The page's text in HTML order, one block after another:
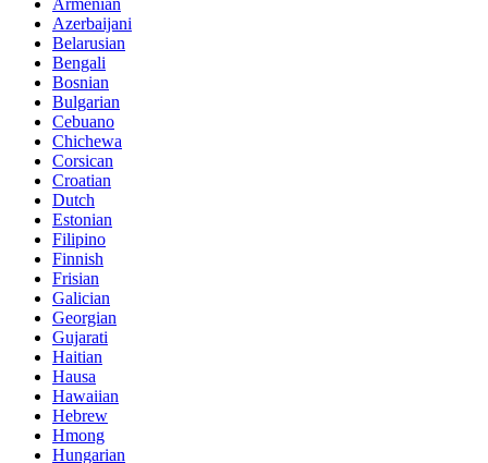
Armenian
Azerbaijani
Belarusian
Bengali
Bosnian
Bulgarian
Cebuano
Chichewa
Corsican
Croatian
Dutch
Estonian
Filipino
Finnish
Frisian
Galician
Georgian
Gujarati
Haitian
Hausa
Hawaiian
Hebrew
Hmong
Hungarian